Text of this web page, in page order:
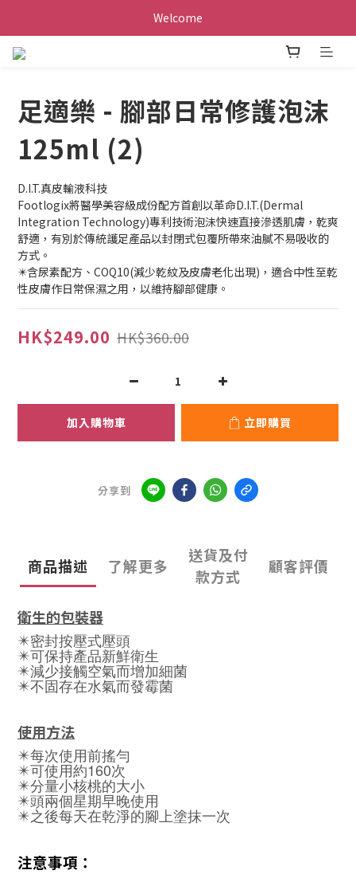
Welcome
足適樂 - 腳部日常修護泡沫
125ml (2)
D.I.T.真皮輸液科技
Footlogix將醫學美容級成份配方首創以革命D.I.T.(Dermal
Integration Technology)專利技術泡沬快速直接滲透肌膚，乾爽
舒適，有別於傳統護足產品以封閉式包覆所帶來油膩不易吸收的
方式。
✴️含尿素配方、COQ10(減少乾紋及皮膚老化出現)，適合中性至乾
性皮膚作日常保濕之用，以維持腳部健康。
HK$249.00 HK$360.00
加入購物車 立即購買
分享到
商品描述 了解更多
送貨及付
款方式
顧客評價
衛生的包裝器
✴️密封按壓式壓頭
✴️可保持產品新鮮衛生
✴️減少接觸空氣而增加細菌
✴️不固存在水氣而發霉菌
使用方法
✴️每次使用前搖勻
✴️可使用約160次
✴️分量小核桃的大小
✴️頭兩個星期早晚使用
✴️之後每天在乾淨的腳上塗抹一次
注意事項：